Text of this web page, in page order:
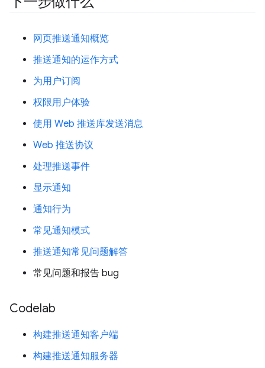
网页推送通知概览
推送通知的运作方式
为用户订阅
权限用户体验
使用 Web 推送库发送消息
Web 推送协议
处理推送事件
显示通知
通知行为
常见通知模式
推送通知常见问题解答
常见问题和报告 bug
Codelab
构建推送通知客户端
构建推送通知服务器